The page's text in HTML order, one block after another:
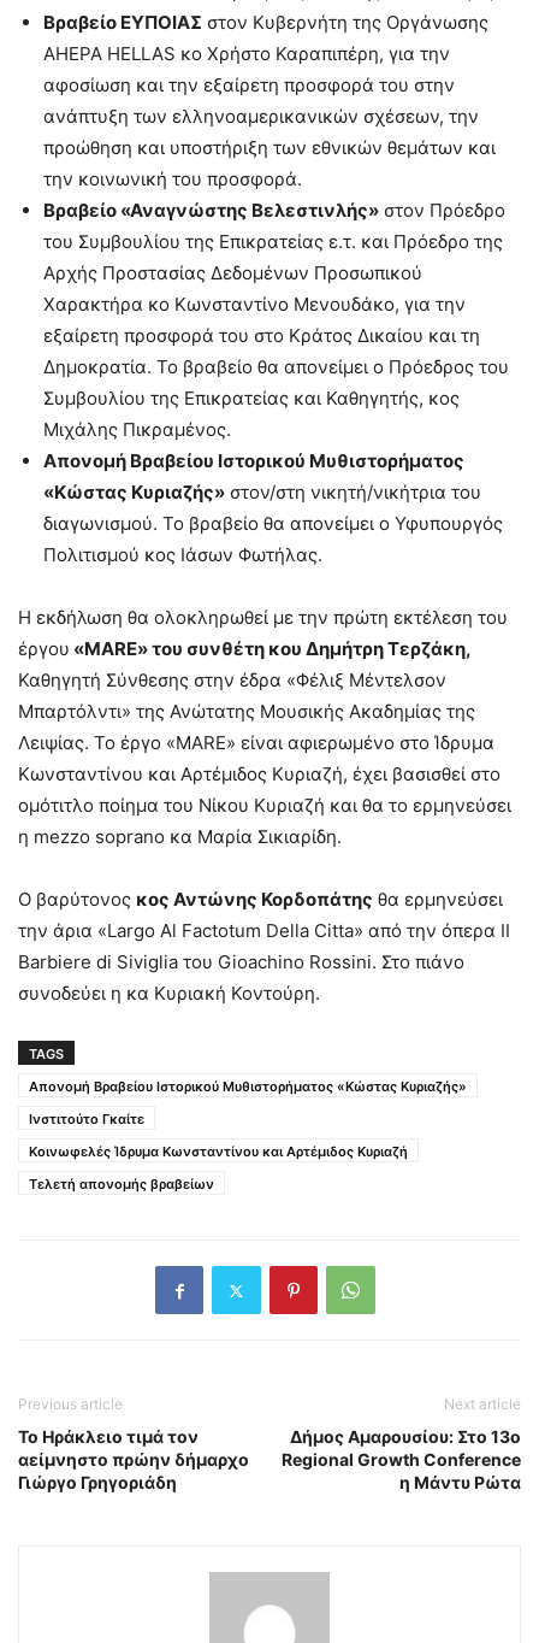
Βραβείο ΕΥΠΟΙΑΣ στον Κυβερνήτη της Οργάνωσης
AHEPA HELLAS κο Χρήστο Καραπιπέρη, για την
αφοσίωση και την εξαίρετη προσφορά του στην
ανάπτυξη των ελληνοαμερικανικών σχέσεων, την
προώθηση και υποστήριξη των εθνικών θεμάτων και
την κοινωνική του προσφορά.
Βραβείο «Αναγνώστης Βελεστινλής» στον Πρόεδρο
του Συμβουλίου της Επικρατείας ε.τ. και Πρόεδρο της
Αρχής Προστασίας Δεδομένων Προσωπικού
Χαρακτήρα κο Κωνσταντίνο Μενουδάκο, για την
εξαίρετη προσφορά του στο Κράτος Δικαίου και τη
Δημοκρατία. Το βραβείο θα απονείμει ο Πρόεδρος του
Συμβουλίου της Επικρατείας και Καθηγητής, κος
Μιχάλης Πικραμένος.
Απονομή Βραβείου Ιστορικού Μυθιστορήματος
«Κώστας Κυριαζής» στον/στη νικητή/νικήτρια του
διαγωνισμού. Το βραβείο θα απονείμει ο Υφυπουργός
Πολιτισμού κος Ιάσων Φωτήλας.
Η εκδήλωση θα ολοκληρωθεί με την πρώτη εκτέλεση του
έργου «MARE» του συνθέτη κου Δημήτρη Τερζάκη,
Καθηγητή Σύνθεσης στην έδρα «Φέλιξ Μέντελσον
Μπαρτόλντι» της Ανώτατης Μουσικής Ακαδημίας της
Λειψίας. Το έργο «MARE» είναι αφιερωμένο στο Ίδρυμα
Κωνσταντίνου και Αρτέμιδος Κυριαζή, έχει βασισθεί στο
ομότιτλο ποίημα του Νίκου Κυριαζή και θα το ερμηνεύσει
η mezzo soprano κα Μαρία Σικιαρίδη.
Ο βαρύτονος κος Αντώνης Κορδοπάτης θα ερμηνεύσει
την άρια «Largo Al Factotum Della Citta» από την όπερα II
Barbiere di Siviglia του Gioachino Rossini. Στο πιάνο
συνοδεύει η κα Κυριακή Κοντούρη.
TAGS
Απονομή Βραβείου Ιστορικού Μυθιστορήματος «Κώστας Κυριαζής»
Ινστιτούτο Γκαίτε
Κοινωφελές Ίδρυμα Κωνσταντίνου και Αρτέμιδος Κυριαζή
Τελετή απονομής βραβείων
Previous article
Το Ηράκλειο τιμά τον
αείμνηστο πρώην δήμαρχο
Γιώργο Γρηγοριάδη
Next article
Δήμος Αμαρουσίου: Στο 13ο
Regional Growth Conference
η Μάντυ Ρώτα